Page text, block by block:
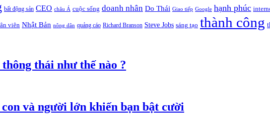
bất động sản CEO châu Á cuộc sống doanh nhân Do Thái Giao tiếp Google hạnh phúc
viên Nhật Bản nông dân quảng cáo Richard Branson Steve Jobs sáng tạo thành công
thông thái như thế nào ?
và người lớn khiến bạn bật cười